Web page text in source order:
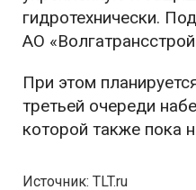
гидротехнически.
АО
При этом
третьей очереди
которой также пока
Источник: TLT.ru